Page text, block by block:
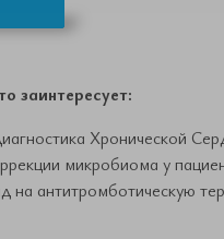
заинтересует:
Хронической
микробиома у
на антитромботическую